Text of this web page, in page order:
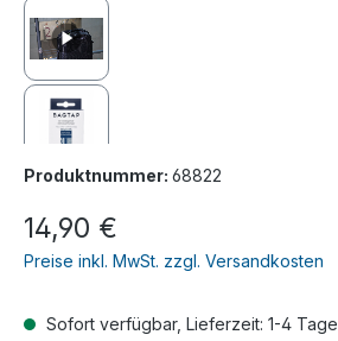
Produktnummer: 68822
Regulärer Preis:
14,90 €
Preise inkl. MwSt. zzgl. Versandkosten
Sofort verfügbar, Lieferzeit: 1-4 Tage